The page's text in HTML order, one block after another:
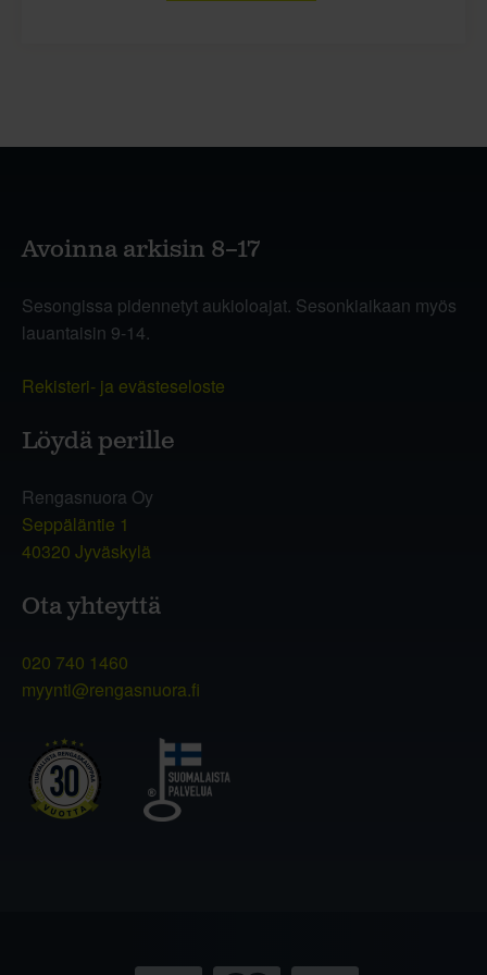
Avoinna arkisin 8–17
Sesongissa pidennetyt aukioloajat. Sesonkiaikaan myös
lauantaisin 9-14.
Rekisteri- ja evästeseloste
Löydä perille
Rengasnuora Oy
Seppäläntie 1
40320 Jyväskylä
Ota yhteyttä
020 740 1460
myynti@rengasnuora.fi